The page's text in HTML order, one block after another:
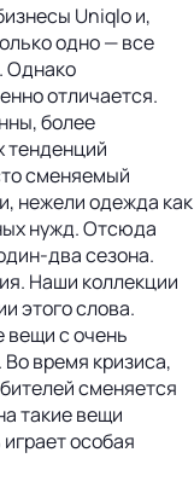
Uniqlo и,
одно — все
Однако
отличается.
более
тенденций
сменяемый
нежели одежда как
нужд. Отсюда
два сезона.
Наши коллекции
этого слова.
вещи с очень
время кризиса,
сменяется
такие вещи
особая